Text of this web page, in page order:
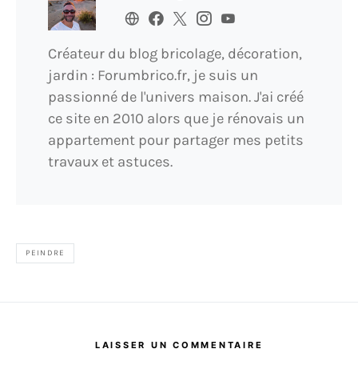
Créateur du blog bricolage, décoration,
jardin : Forumbrico.fr, je suis un
passionné de l'univers maison. J'ai créé
ce site en 2010 alors que je rénovais un
appartement pour partager mes petits
travaux et astuces.
PEINDRE
LAISSER UN COMMENTAIRE